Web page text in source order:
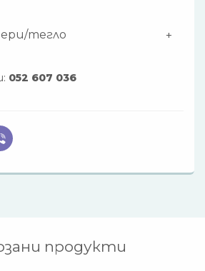
тегло
052 607 036
продукти